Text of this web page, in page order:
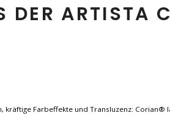
DER ARTISTA
Farbeffekte und Transluzenz: Corian®